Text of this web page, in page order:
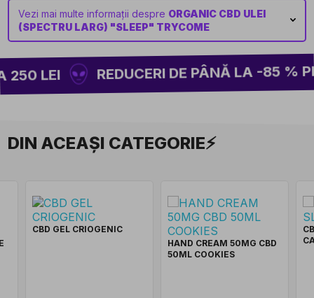
Vezi mai multe informații despre ORGANIC CBD ULEI
(SPECTRU LARG) "SLEEP" TRYCOME
LEI REDUCERI DE PÂNĂ LA -85 %
DIN ACEAȘI CATEGORIE⚡
CBD GEL CRIOGENIC
HAND CREAM 50MG CBD
50ML COOKIES